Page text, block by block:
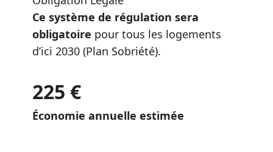
Ce système de régulation sera
obligatoire pour tous les logements
d’ici 2030 (Plan Sobriété).
225 €
Économie annuelle estimée